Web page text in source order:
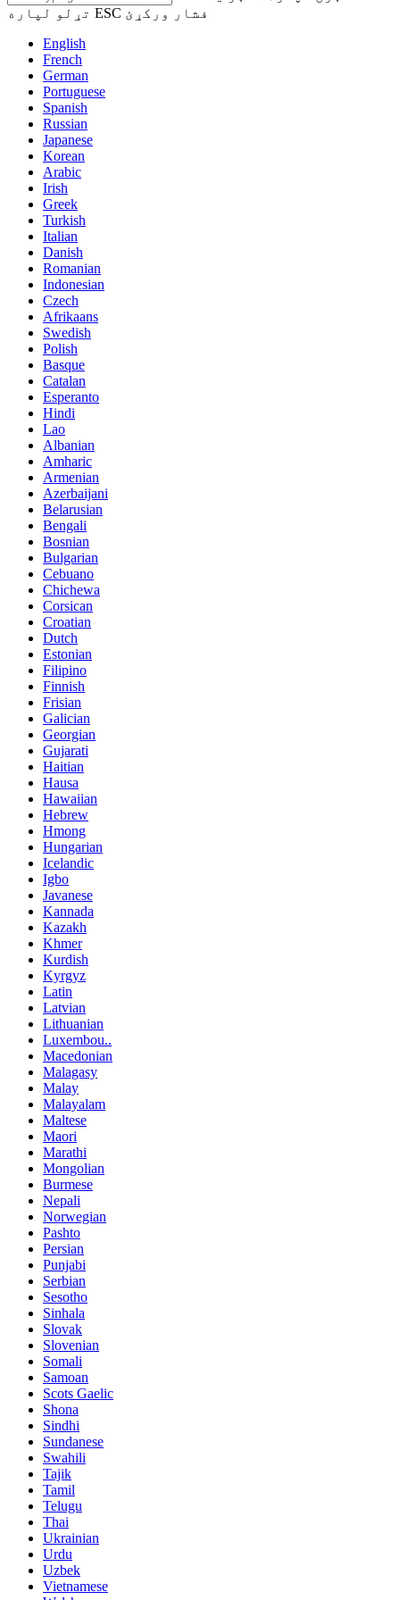
تړلو لپاره ESC فشار ورکړئ
English
French
German
Portuguese
Spanish
Russian
Japanese
Korean
Arabic
Irish
Greek
Turkish
Italian
Danish
Romanian
Indonesian
Czech
Afrikaans
Swedish
Polish
Basque
Catalan
Esperanto
Hindi
Lao
Albanian
Amharic
Armenian
Azerbaijani
Belarusian
Bengali
Bosnian
Bulgarian
Cebuano
Chichewa
Corsican
Croatian
Dutch
Estonian
Filipino
Finnish
Frisian
Galician
Georgian
Gujarati
Haitian
Hausa
Hawaiian
Hebrew
Hmong
Hungarian
Icelandic
Igbo
Javanese
Kannada
Kazakh
Khmer
Kurdish
Kyrgyz
Latin
Latvian
Lithuanian
Luxembou..
Macedonian
Malagasy
Malay
Malayalam
Maltese
Maori
Marathi
Mongolian
Burmese
Nepali
Norwegian
Pashto
Persian
Punjabi
Serbian
Sesotho
Sinhala
Slovak
Slovenian
Somali
Samoan
Scots Gaelic
Shona
Sindhi
Sundanese
Swahili
Tajik
Tamil
Telugu
Thai
Ukrainian
Urdu
Uzbek
Vietnamese